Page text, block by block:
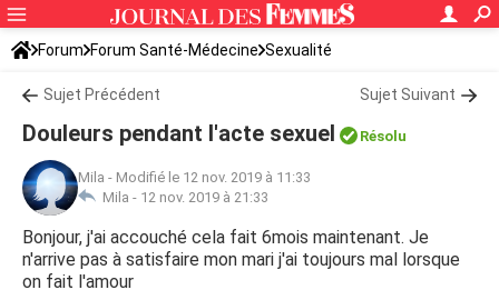
Forum Forum Santé-Médecine Sexualité
Sujet Précédent Sujet Suivant
Douleurs pendant l'acte sexuel Résolu
Mila - Modifié le 12 nov. 2019 à 11:33
Mila - 12 nov. 2019 à 21:33
Bonjour, j'ai accouché cela fait 6mois maintenant. Je
n'arrive pas à satisfaire mon mari j'ai toujours mal lorsque
on fait l'amour